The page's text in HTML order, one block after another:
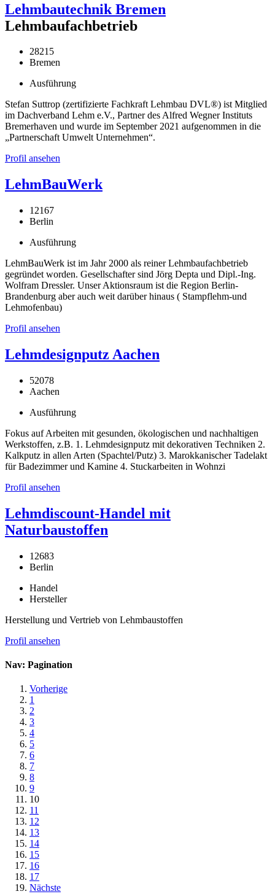
Lehmbautechnik Bremen
Lehmbaufachbetrieb
28215
Bremen
Ausführung
Stefan Suttrop (zertifizierte Fachkraft Lehmbau DVL®) ist Mitglied
im Dachverband Lehm e.V., Partner des Alfred Wegner Instituts
Bremerhaven und wurde im September 2021 aufgenommen in die
„Partnerschaft Umwelt Unternehmen“.
Profil ansehen
LehmBauWerk
12167
Berlin
Ausführung
LehmBauWerk ist im Jahr 2000 als reiner Lehmbaufachbetrieb
gegründet worden. Gesellschafter sind Jörg Depta und Dipl.-Ing.
Wolfram Dressler. Unser Aktionsraum ist die Region Berlin-
Brandenburg aber auch weit darüber hinaus ( Stampflehm-und
Lehmofenbau)
Profil ansehen
Lehmdesignputz Aachen
52078
Aachen
Ausführung
Fokus auf Arbeiten mit gesunden, ökologischen und nachhaltigen
Werkstoffen, z.B. 1. Lehmdesignputz mit dekorativen Techniken 2.
Kalkputz in allen Arten (Spachtel/Putz) 3. Marokkanischer Tadelakt
für Badezimmer und Kamine 4. Stuckarbeiten in Wohnzi
Profil ansehen
Lehmdiscount-Handel mit
Naturbaustoffen
12683
Berlin
Handel
Hersteller
Herstellung und Vertrieb von Lehmbaustoffen
Profil ansehen
Nav: Pagination
Vorherige
1
2
3
4
5
6
7
8
9
10
11
12
13
14
15
16
17
Nächste